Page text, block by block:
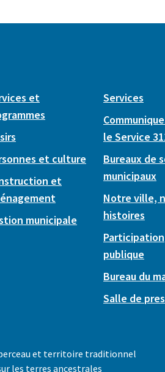
et
et culture
et
municipale
Services
le Service
Bureaux de
municipaux
Notre ville,
histoires
Participation
publique
Bureau du
Salle de
et territoire traditionnel
les terres ancestrales